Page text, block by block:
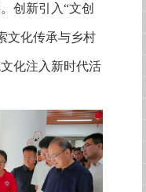
创新引入“文创
文化传承与乡村
化注入新时代活